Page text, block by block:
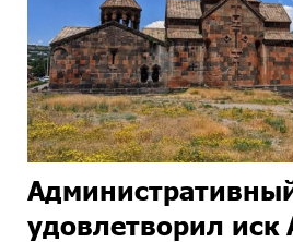
удовлетворил